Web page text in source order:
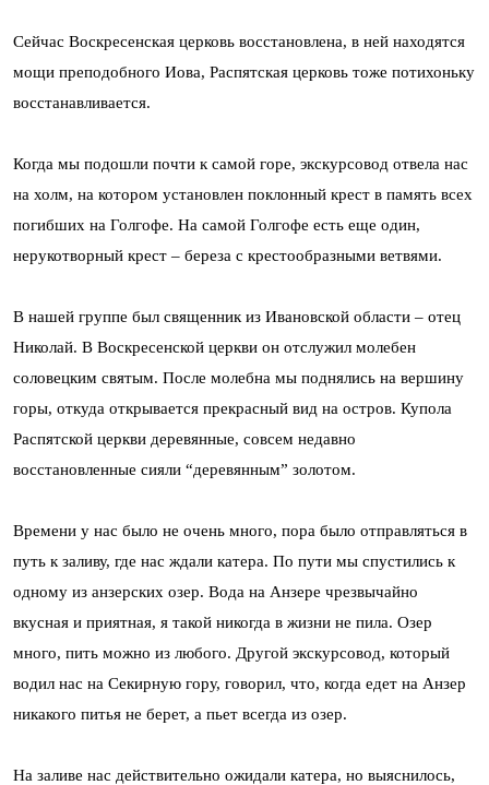
Сейчас Воскресенская церковь восстановлена, в ней находятся
мощи преподобного Иова, Распятская церковь тоже потихоньку
восстанавливается.
Когда мы подошли почти к самой горе, экскурсовод отвела нас
на холм, на котором установлен поклонный крест в память всех
погибших на Голгофе. На самой Голгофе есть еще один,
нерукотворный крест – береза с крестообразными ветвями.
В нашей группе был священник из Ивановской области – отец
Николай. В Воскресенской церкви он отслужил молебен
соловецким святым. После молебна мы поднялись на вершину
горы, откуда открывается прекрасный вид на остров. Купола
Распятской церкви деревянные, совсем недавно
восстановленные сияли “деревянным” золотом.
Времени у нас было не очень много, пора было отправляться в
путь к заливу, где нас ждали катера. По пути мы спустились к
одному из анзерских озер. Вода на Анзере чрезвычайно
вкусная и приятная, я такой никогда в жизни не пила. Озер
много, пить можно из любого. Другой экскурсовод, который
водил нас на Секирную гору, говорил, что, когда едет на Анзер
никакого питья не берет, а пьет всегда из озер.
На заливе нас действительно ожидали катера, но выяснилось,